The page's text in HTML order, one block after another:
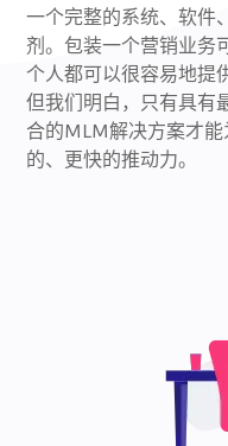
一个完整的系统、软件
剂。包装一个营销业务
个人都可以很容易地提
但我们明白，只有具有
合的MLM解决方案才
的、更快的推动力。